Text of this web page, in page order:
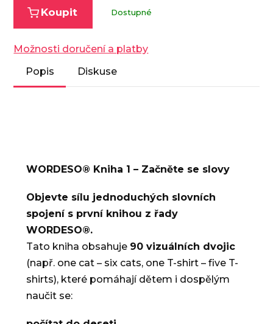
Koupit Dostupné
Možnosti doručení a platby
Popis
Diskuse
WORDESO® Kniha 1 – Začněte se slovy
Objevte sílu jednoduchých slovních
spojení s první knihou z řady
WORDESO®.
Tato kniha obsahuje 90 vizuálních dvojic
(např. one cat – six cats, one T-shirt – five T-
shirts), které pomáhají dětem i dospělým
naučit se: